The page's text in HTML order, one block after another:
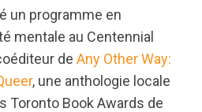
un programme en
mentale au Centennial
de Any Other Way:
, une anthologie locale
Toronto Book Awards de